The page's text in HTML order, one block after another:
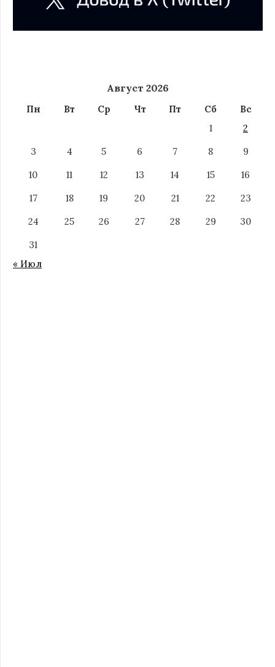
Август 2026
Пн Вт Ср Чт Пт Сб
Вс
1
2
3
4 5 6 7 8
9
10
11 12 13 14 15
16
17
18 19 20 21 22
23
24
25 26 27 28 29
30
31
« Июл